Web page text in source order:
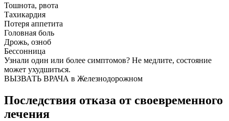
Тошнота, рвота
Тахикардия
Потеря аппетита
Головная боль
Дрожь, озноб
Бессонница
Узнали один или более симптомов? Не медлите, состояние
может ухудшиться.
ВЫЗВАТЬ ВРАЧА в Железнодорожном
Последствия отказа от своевременного
лечения